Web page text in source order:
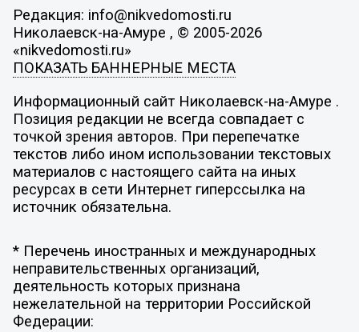
Редакция: info@nikvedomosti.ru
Николаевск-на-Амуре , © 2005-2026
«nikvedomosti.ru»
ПОКАЗАТЬ БАННЕРНЫЕ МЕСТА
Информационный сайт Николаевск-на-Амуре .
Позиция редакции не всегда совпадает с
точкой зрения авторов. При перепечатке
текстов либо ином использовании текстовых
материалов с настоящего сайта на иных
ресурсах в сети Интернет гиперссылка на
источник обязательна.
* Перечень иностранных и международных
неправительственных организаций,
деятельность которых признана
нежелательной на территории Российской
Федерации: